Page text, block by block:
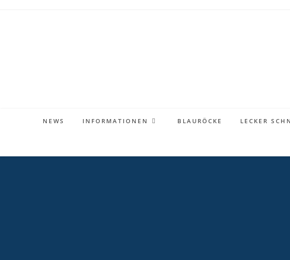
NEWS INFORMATIONEN BLAURÖCKE LECKER